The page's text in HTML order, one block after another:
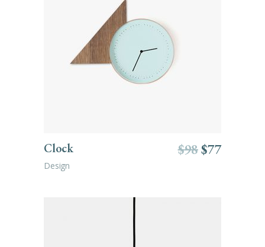
ADD TO CART
Clock $98$77
Design